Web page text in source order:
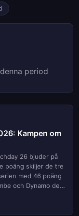
period
Kampen om
26 bjuder på
poäng skiljer de tre
med 46 poäng
och Dynamo de